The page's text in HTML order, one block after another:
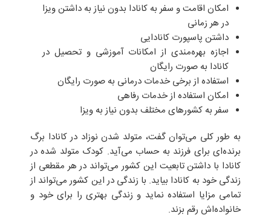
امکان اقامت و سفر به کانادا بدون نیاز به داشتن ویزا
در هر زمانی
داشتن پاسپورت کانادایی
اجازه بهره‌مندی از امکانات آموزشی و تحصیل در
کانادا به صورت رایگان
استفاده از برخی خدمات درمانی به صورت رایگان
امکان استفاده از خدمات رفاهی
سفر به کشور‌های مختلف بدون نیاز به ویزا
به طور کلی می‌توان گفت، متولد شدن نوزاد در کانادا برگ
برنده‌ای برای فرزند به حساب می‌آید. کودک متولد شده در
کانادا با داشتن تابعیت این کشور می‌تواند در هر مقطعی از
زندگی خود به کانادا بیاید. با زندگی در این کشور می‌تواند از
تمامی مزایا استفاده نماید و زندگی بهتری را برای خود و
خانواده‌اش رقم بزند.